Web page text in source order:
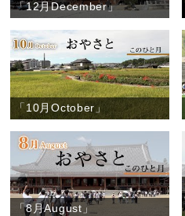
「12月December」
「10月October」
「8月August」